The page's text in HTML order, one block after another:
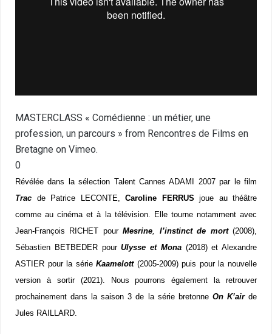
MASTERCLASS « Comédienne : un métier, une
profession, un parcours » from Rencontres de Films en
Bretagne on Vimeo.
0
Révélée dans la sélection Talent Cannes ADAMI 2007 par le film
Trac de Patrice LECONTE, Caroline FERRUS joue au théâtre
comme au cinéma et à la télévision. Elle tourne notamment avec
Jean-François RICHET pourMesrine, l’instinct de mort(2008),
Sébastien BETBEDER pourUlysse et Mona(2018) et Alexandre
ASTIER pour la sérieKaamelott (2005-2009) puis pour la nouvelle
version à sortir (2021). Nous pourrons également la retrouver
prochainement dans la saison 3 de la série bretonne On K’airde
Jules RAILLARD.